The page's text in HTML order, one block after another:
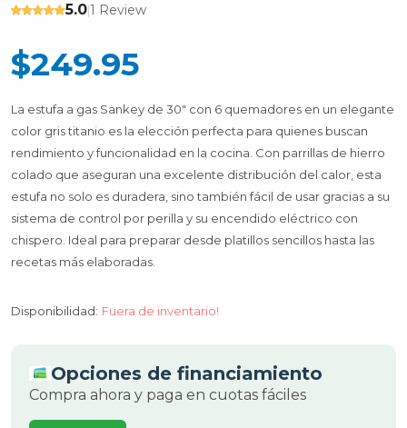
5.0|1 Review
$249.95
La estufa a gas Sankey de 30" con 6 quemadores en un elegante
color gris titanio es la elección perfecta para quienes buscan
rendimiento y funcionalidad en la cocina. Con parrillas de hierro
colado que aseguran una excelente distribución del calor, esta
estufa no solo es duradera, sino también fácil de usar gracias a su
sistema de control por perilla y su encendido eléctrico con
chispero. Ideal para preparar desde platillos sencillos hasta las
recetas más elaboradas.
Disponibilidad: Fuera de inventario!
Opciones de financiamiento
Compra ahora y paga en cuotas fáciles